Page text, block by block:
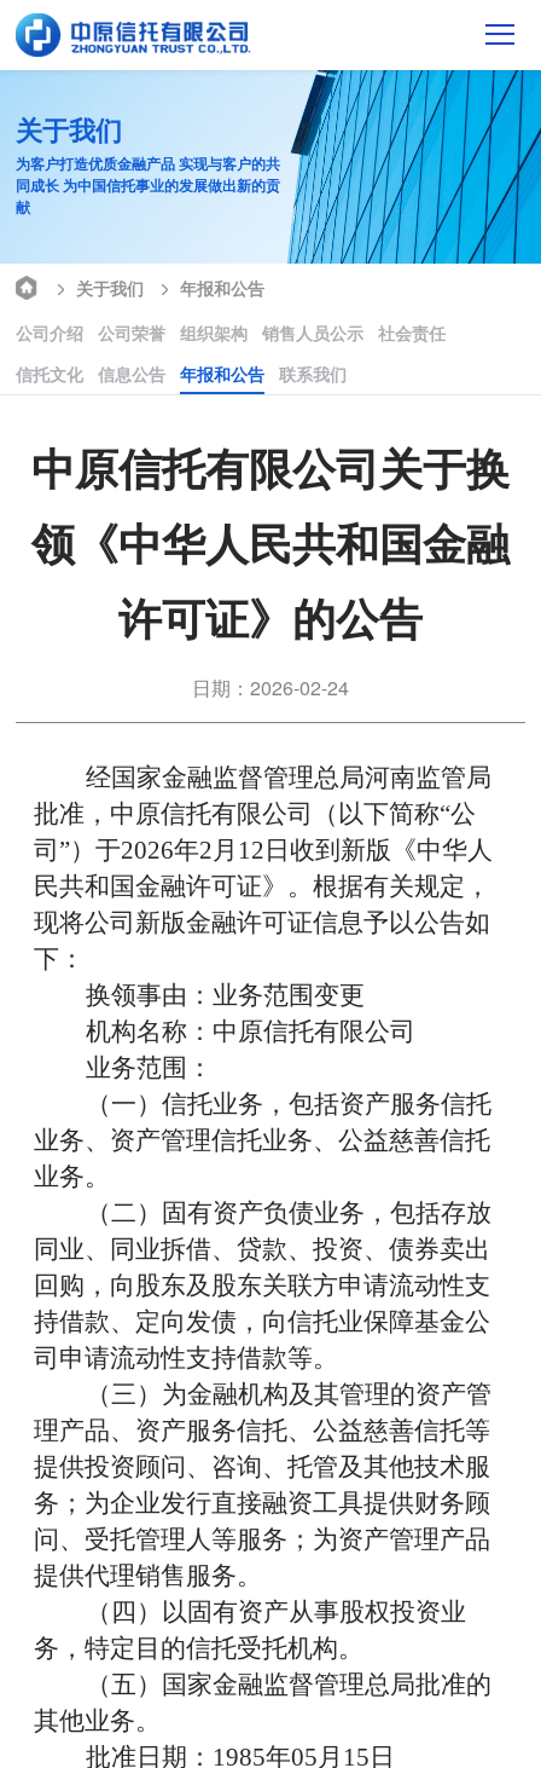
关于我们
为客户打造优质金融产品 实现与客户的共
同成长 为中国信托事业的发展做出新的贡
献
关于我们
年报和公告
公司介绍
公司荣誉 组织架构 销售人员公示
社会责任
信托文化
信息公告 年报和公告 联系我们
中原信托有限公司关于换
领《中华人民共和国金融
许可证》的公告
日期：2026-02-24
经国家金融监督管理总局河南监管局
批准，中原信托有限公司（以下简称“公
司 ”）于2026年2月 12 日 收到 新版《中华人
民共和国金融许可证》。根据有关规定，
现将公司新版金融许可证信息予以公告如
下：
换领事由：业务范围变更
机构名称：中原信托有限公司
业务范围：
（一）信托业务，包括资产服务信托
业务、资产管理信托业务、公益慈善信托
业务。
（二）固有资产负债业务，包括存放
同业、同业拆借、贷款、投资、债券卖出
回购，向股东及股东关联方申请流动性支
持借款、定向发债，向信托业保障基金公
司申请流动性支持借款等。
（三）为金融机构及其管理的资产管
理产品、资产服务信托、公益慈善信托等
提供投资顾问、咨询、托管及其他技术服
务；为企业发行直接融资工具提供财务顾
问、受托管理人等服务；为资产管理产品
提供代理销售服务。
（四）以固有资产从事股权投资业
务 ，特定目的信托受托机构。
（五）国家金融监督管理总局批准的
其他业务。
批准日期： 1985年05月 15 日